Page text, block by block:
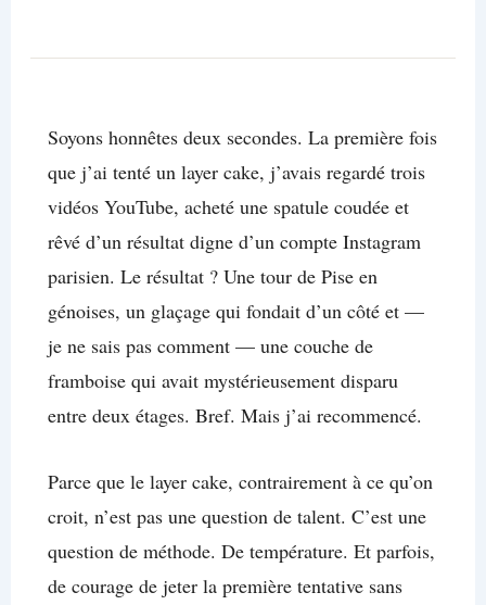
Soyons honnêtes deux secondes. La première fois
que j’ai tenté un layer cake, j’avais regardé trois
vidéos YouTube, acheté une spatule coudée et
rêvé d’un résultat digne d’un compte Instagram
parisien. Le résultat ? Une tour de Pise en
génoises, un glaçage qui fondait d’un côté et —
je ne sais pas comment — une couche de
framboise qui avait mystérieusement disparu
entre deux étages. Bref. Mais j’ai recommencé.
Parce que le layer cake, contrairement à ce qu’on
croit, n’est pas une question de talent. C’est une
question de méthode. De température. Et parfois,
de courage de jeter la première tentative sans